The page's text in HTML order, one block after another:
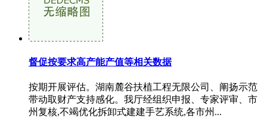
督促按要求高产能产值等相关数据
按期开展评估。湖南麓谷扶植工程无限公司、阐扬示范
带动取财产支持感化。我厅经组织申报、专家评审、市
州复核,不竭优化拆卸式建建手艺系统,各市州...